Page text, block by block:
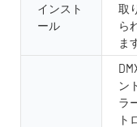
インスト
ール
取
ら
ま
ン
ラ
ト